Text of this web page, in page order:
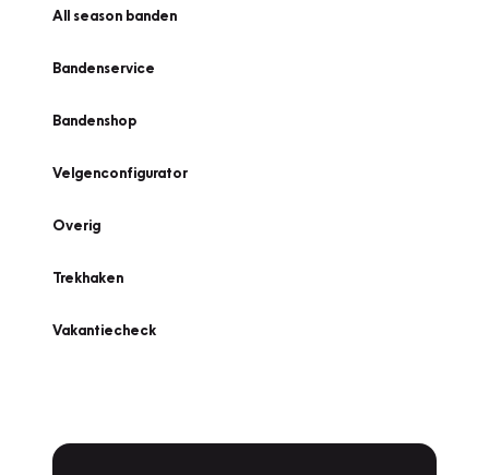
All season banden
Bandenservice
Bandenshop
Velgenconfigurator
Overig
Trekhaken
Vakantiecheck